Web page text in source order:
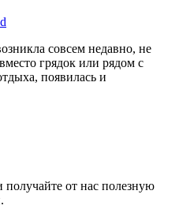
совсем недавно, не
грядок или рядом с
появилась и
получайте от нас полезную